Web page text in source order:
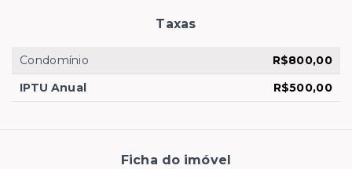
Taxas
Condomínio
R$800,00
IPTU Anual
R$500,00
Ficha do imóvel